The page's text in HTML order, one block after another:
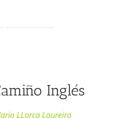
Inglés
LLorca Loureiro